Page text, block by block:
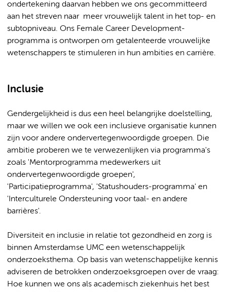
ondertekening daarvan hebben we ons gecommitteerd
aan het streven naar meer vrouwelijk talent in het top- en
subtopniveau. Ons Female Career Development-
programma is ontworpen om getalenteerde vrouwelijke
wetenschappers te stimuleren in hun ambities en carrière.
Inclusie
Gendergelijkheid is dus een heel belangrijke doelstelling,
maar we willen we ook een inclusieve organisatie kunnen
zijn voor andere ondervertegenwoordigde groepen. Die
ambitie proberen we te verwezenlijken via programma's
zoals 'Mentorprogramma medewerkers uit
ondervertegenwoordigde groepen',
'Participatieprogramma', 'Statushouders-programma' en
'Interculturele Ondersteuning voor taal- en andere
barrières'.
Diversiteit en inclusie in relatie tot gezondheid en zorg is
binnen Amsterdamse UMC een wetenschappelijk
onderzoeksthema. Op basis van wetenschappelijke kennis
adviseren de betrokken onderzoeksgroepen over de vraag:
Hoe kunnen we ons als academisch ziekenhuis het best